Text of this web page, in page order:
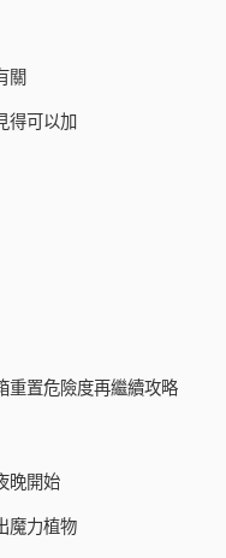
關
得可以加
重置危險度再繼續攻略
晚開始
魔力植物